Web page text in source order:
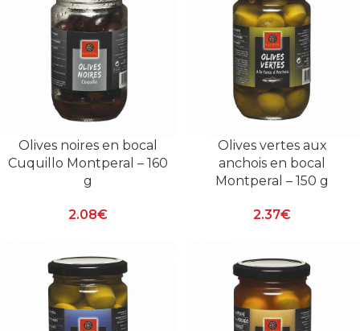
Olives noires en bocal
Cuquillo Montperal – 160
g
2.08€
Olives vertes aux
anchois en bocal
Montperal – 150 g
2.37€